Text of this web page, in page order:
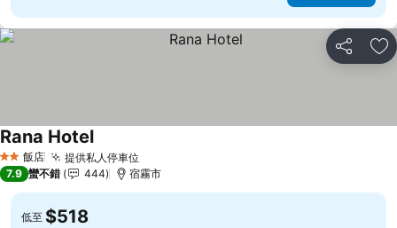
分享 加
2 星級飯店 提供私人停車位查看價格
Rana Hotel查看價格
7.9 蠻不錯 444 宿霧市
低至 $518